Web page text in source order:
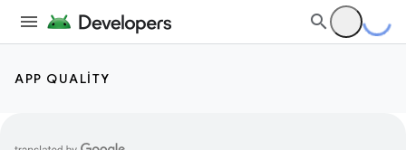
APP QUALITY